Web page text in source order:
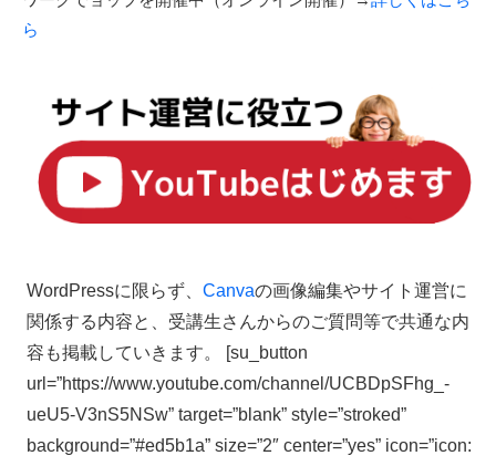
ら
WordPressに限らず、 Canvaの画像編集やサイト運営に
関係する内容と、受講生さんからのご質問等で共通な内
容も掲載していきます。 [su_button
url=”https://www.youtube.com/channel/UCBDpSFhg_-
ueU5-V3nS5NSw” target=”blank” style=”stroked”
background=”#ed5b1a” size=”2″ center=”yes” icon=”icon: